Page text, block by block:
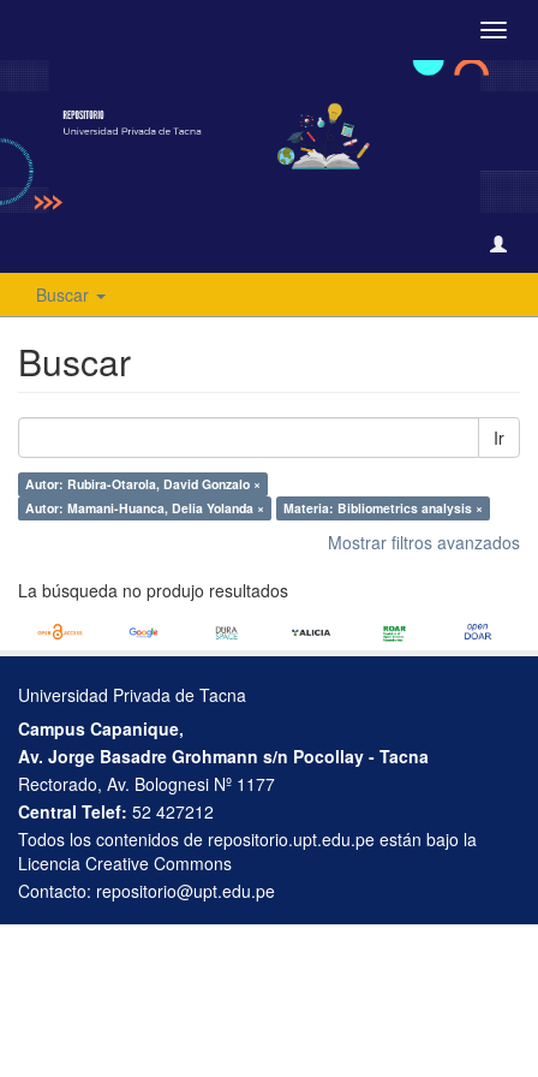
Buscar
Buscar
Ir
Autor: Rubira-Otarola, David Gonzalo ×
Autor: Mamani-Huanca, Delia Yolanda ×
Materia: Bibliometrics analysis ×
Mostrar filtros avanzados
La búsqueda no produjo resultados
Universidad Privada de Tacna
Campus Capanique,
Av. Jorge Basadre Grohmann s/n Pocollay - Tacna
Rectorado, Av. Bolognesi Nº 1177
Central Telef: 52 427212
Todos los contenidos de repositorio.upt.edu.pe están bajo la
Licencia Creative Commons
Contacto: repositorio@upt.edu.pe